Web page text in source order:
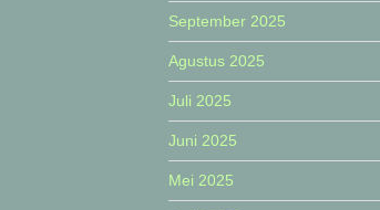
September 2025
Agustus 2025
Juli 2025
Juni 2025
Mei 2025